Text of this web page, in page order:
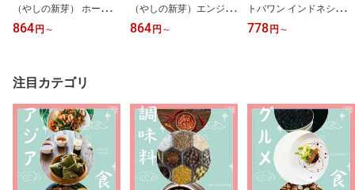
（やしの新芽） ホール 4
00g 缶詰 エクアドル産
（賞味期限：2029.06.2
864 円 ～
（やしの新芽）エンジェ
ルヘアー カット麺状 400
g 缶詰 エクアドル産（賞
864 円 ～
トバワン インドネシア産
200g（賞味期限：2027.
12.19）
778 円 ～
注目カテゴリ